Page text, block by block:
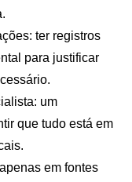
: ter registros
para justificar
: um
que tudo está em
em fontes